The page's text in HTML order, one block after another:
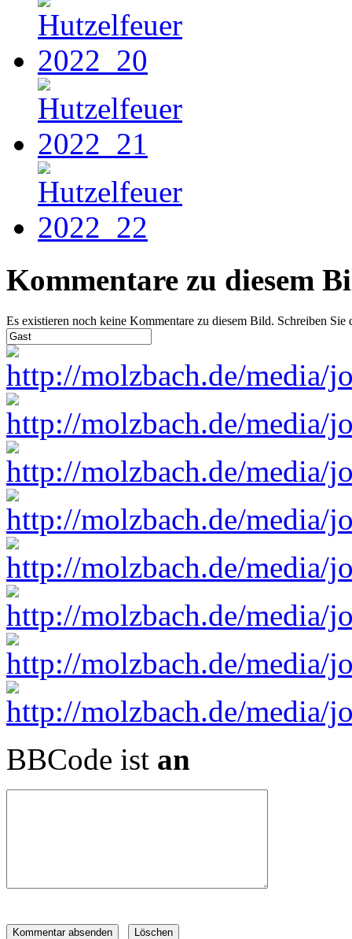
Kommentare zu diesem
Es existieren noch keine Kommentare zu diesem Bild. Schreiben Sie
BBCode ist an